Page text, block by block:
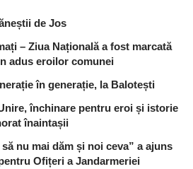
de Jos
– Ziua Națională a fost marcată
adus eroilor comunei
în generație, la Balotești
închinare pentru eroi și istorie
înaintașii
nu mai dăm și noi ceva” a ajuns
Ofițeri a Jandarmeriei